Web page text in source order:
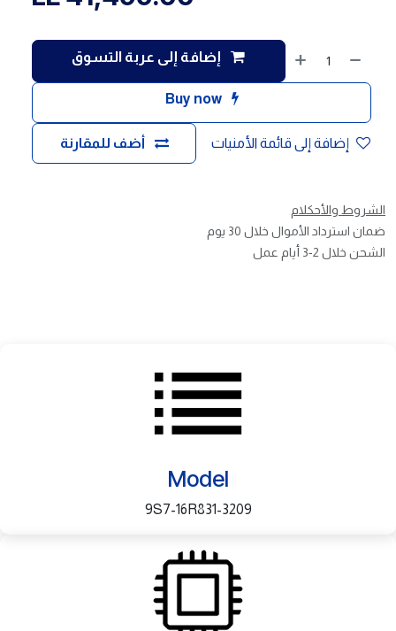
إضافة إلى عربة التسوق
Buy now
أضف للمقارنة إضافة إلى قائمة الأمنيات
الشروط والأحكلام
ضمان استرداد الأموال خلال 30 يوم
الشحن خلال 2-3 أيام عمل
Model
9S7-16R831-3209